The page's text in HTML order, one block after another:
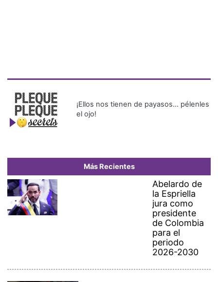
¡Ellos nos tienen de payasos… pélenles
el ojo!
Más Recientes
Abelardo de
la Espriella
jura como
presidente
de Colombia
para el
periodo
2026-2030